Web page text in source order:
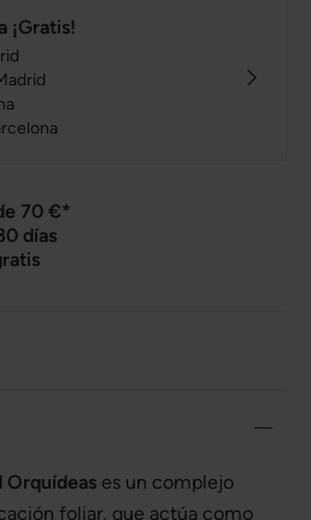
¡Gratis!
70 €*
días
Orquídeas es un complejo
foliar, que actúa como